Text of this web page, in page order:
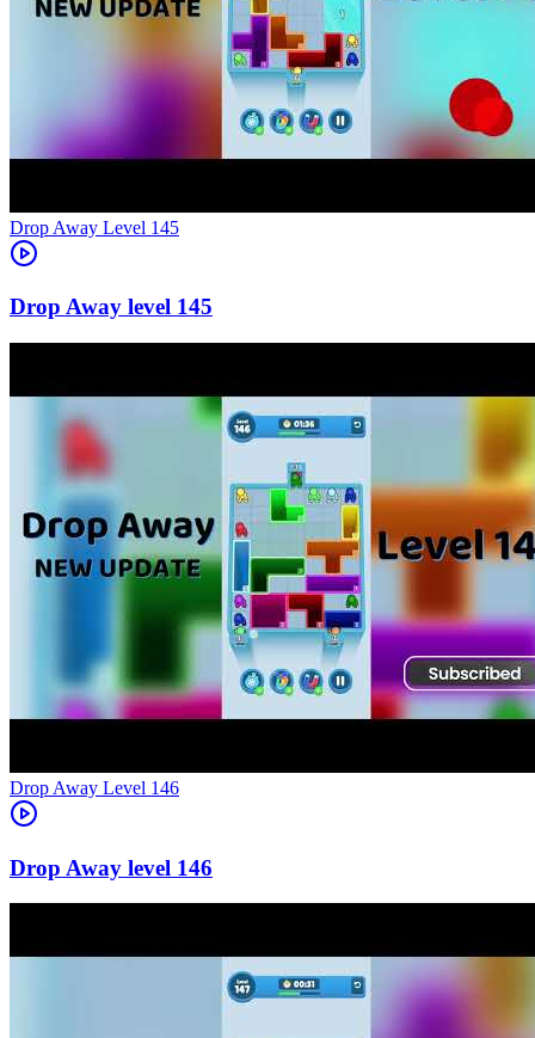
Level 145
145
Level 146
146